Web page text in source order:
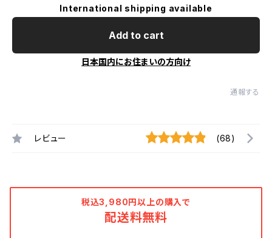
International shipping available
Add to cart
日本国内にお住まいの方向け
通報する
レビュー (68)
税込3,980円以上の購入で
配送料無料